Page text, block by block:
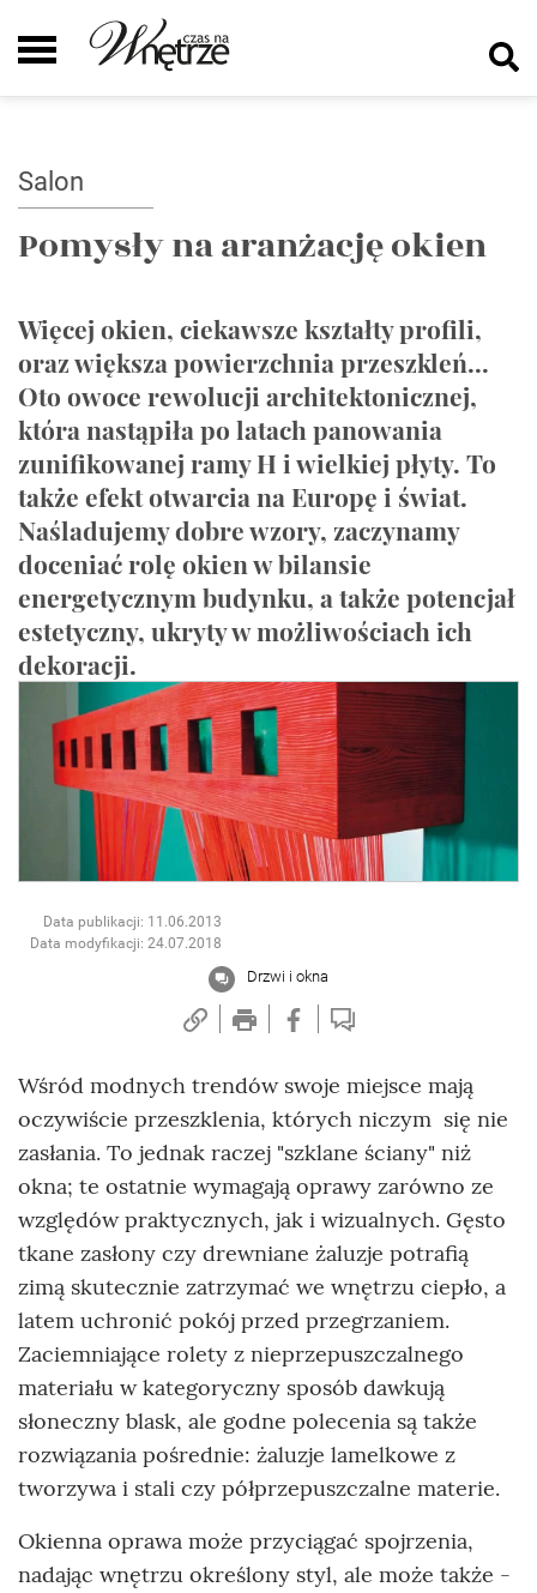
Salon
Pomysły na aranżację okien
Więcej okien, ciekawsze kształty profili,
oraz większa powierzchnia przeszkleń...
Oto owoce rewolucji architektonicznej,
która nastąpiła po latach panowania
zunifikowanej ramy H i wielkiej płyty. To
także efekt otwarcia na Europę i świat.
Naśladujemy dobre wzory, zaczynamy
doceniać rolę okien w bilansie
energetycznym budynku, a także potencjał
estetyczny, ukryty w możliwościach ich
dekoracji.
Data publikacji: 11.06.2013
Data modyfikacji: 24.07.2018
Drzwi i okna
Wśród modnych trendów swoje miejsce mają
oczywiście przeszklenia, których niczym się nie
zasłania. To jednak raczej "szklane ściany" niż
okna; te ostatnie wymagają oprawy zarówno ze
względów praktycznych, jak i wizualnych. Gęsto
tkane zasłony czy drewniane żaluzje potrafią
zimą skutecznie zatrzymać we wnętrzu ciepło, a
latem uchronić pokój przed przegrzaniem.
Zaciemniające rolety z nieprzepuszczalnego
materiału w kategoryczny sposób dawkują
słoneczny blask, ale godne polecenia są także
rozwiązania pośrednie: żaluzje lamelkowe z
tworzywa i stali czy półprzepuszczalne materie.
Okienna oprawa może przyciągać spojrzenia,
nadając wnętrzu określony styl, ale może także -